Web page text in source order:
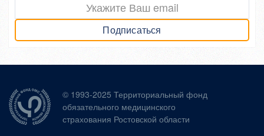
Подписаться
© 1993-2025 Территориальный фонд
обязательного медицинского
страхования Ростовской области